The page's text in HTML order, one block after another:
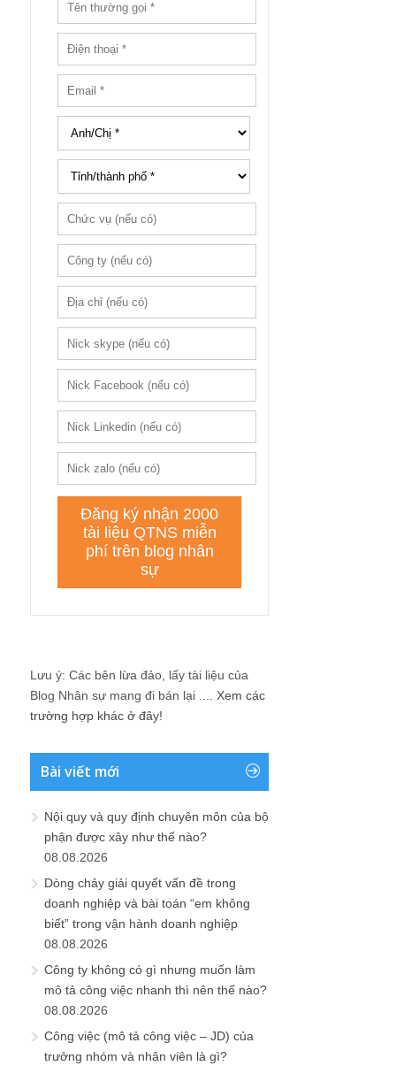
Lưu ý: Các bên lừa đảo, lấy tài liệu của
Blog Nhân sự mang đi bán lại .... Xem các
trường hợp khác ở đây!
Bài viết mới
Nội quy và quy định chuyên môn của bộ
phận được xây như thế nào?
08.08.2026
Dòng chảy giải quyết vấn đề trong
doanh nghiệp và bài toán “em không
biết” trong vận hành doanh nghiệp
08.08.2026
Công ty không có gì nhưng muốn làm
mô tả công việc nhanh thì nên thế nào?
08.08.2026
Công việc (mô tả công việc – JD) của
trưởng nhóm và nhân viên là gì?